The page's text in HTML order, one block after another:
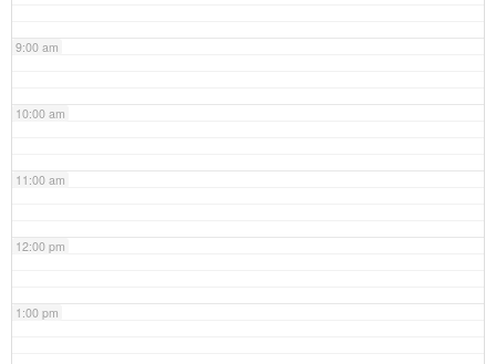
9:00 am
10:00 am
11:00 am
12:00 pm
1:00 pm